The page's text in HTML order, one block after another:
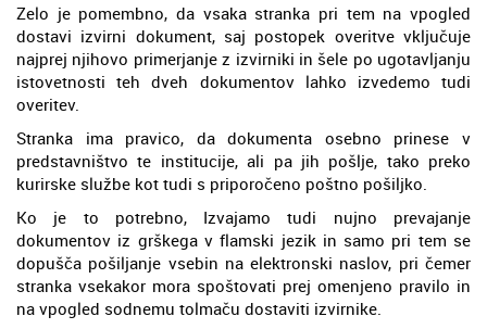
Zelo je pomembno, da vsaka stranka pri tem na vpogled
dostavi izvirni dokument, saj postopek overitve vključuje
najprej njihovo primerjanje z izvirniki in šele po ugotavljanju
istovetnosti teh dveh dokumentov lahko izvedemo tudi
overitev.
Stranka ima pravico, da dokumenta osebno prinese v
predstavništvo te institucije, ali pa jih pošlje, tako preko
kurirske službe kot tudi s priporočeno poštno pošiljko.
Ko je to potrebno, Izvajamo tudi nujno prevajanje
dokumentov iz grškega v flamski jezik in samo pri tem se
dopušča pošiljanje vsebin na elektronski naslov, pri čemer
stranka vsekakor mora spoštovati prej omenjeno pravilo in
na vpogled sodnemu tolmaču dostaviti izvirnike.